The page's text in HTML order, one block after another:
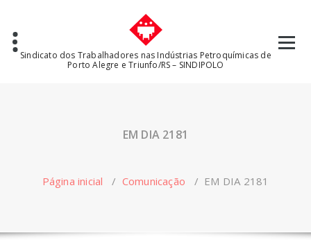
conteúdo
Sindicato dos Trabalhadores nas Indústrias Petroquímicas de
Porto Alegre e Triunfo/RS – SINDIPOLO
EM DIA 2181
Página inicial / Comunicação / EM DIA 2181